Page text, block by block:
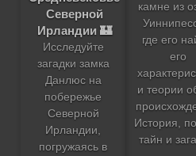
Северной
Ирландии 🏰
Исследуйте
загадки замка
Данлюс на
побережье
Северной
Ирландии,
погружаясь в
камне из
где его
его
и теории
История,
тайн и